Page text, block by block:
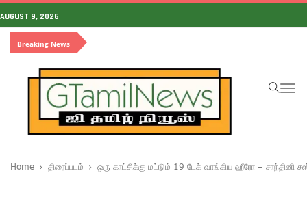
AUGUST 9, 2026
Breaking News
Home திரைப்படம் ஒரு காட்சிக்கு மட்டும் 19 டேக் வாங்கிய ஹீரோ – சாந்தினி